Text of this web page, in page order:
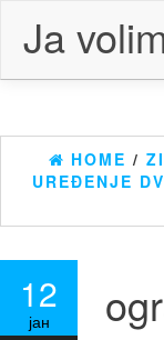
content
Ja
HOME /
UREĐENJE
12
јан